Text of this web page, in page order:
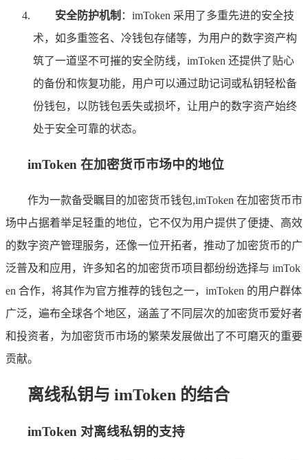
安全防护机制 ：imToken 采用了多重先进的安全技
术，如多重签名、冷钱包存储等，为用户的数字资产构
筑了一道坚不可摧的安全防线，imToken 还提供了贴心
的备份和恢复功能，用户可以通过助记词或私钥轻松备
份钱包，以防钱包丢失或损坏，让用户的数字资产始终
处于安全可靠的状态。
imToken 在加密货币市场中的地位
作为一款备受瞩目的加密货币钱包,imToken 在加密货币市
场中占据着举足轻重的地位，它不仅为用户提供了便捷、高效
的数字资产管理服务，还像一位开拓者，推动了加密货币的广
泛普及和应用，许多知名的加密货币项目都纷纷选择与 imTok
en 合作，将其作为官方推荐的钱包之一，imToken 的用户群体
广泛，遍布全球各个地区，涵盖了不同层次的加密货币爱好者
和投资者，为加密货币市场的繁荣发展做出了不可磨灭的重要
贡献。
离线私钥与 imToken 的结合
imToken 对离线私钥的支持